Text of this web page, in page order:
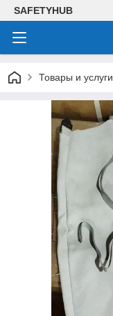
SAFETYHUB
Товары и услуги